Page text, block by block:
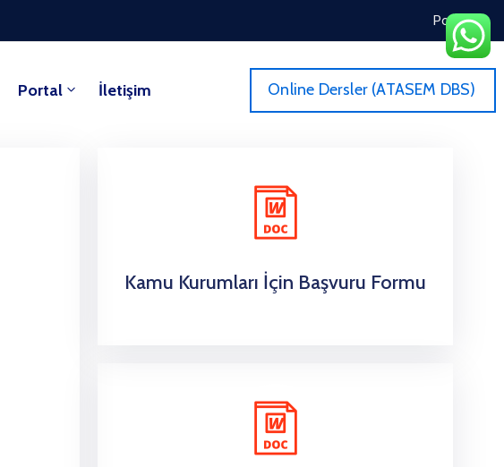
Portal
Portal İletişim Online Dersler (ATASEM DBS)
Kamu Kurumları İçin Başvuru Formu